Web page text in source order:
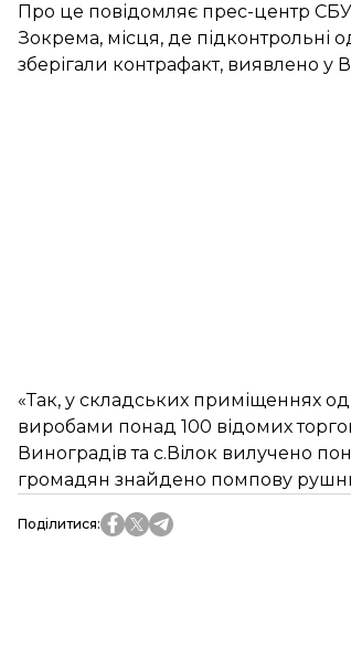
Про це повідомляє прес-центр
Зокрема, місця, де підконтрольні
зберігали контрафакт, виявлено у
«Так, у складських приміщеннях
виробами понад 100 відомих
Виноградів та с.Вілок вилучено
громадян знайдено помпову
Поділитися: